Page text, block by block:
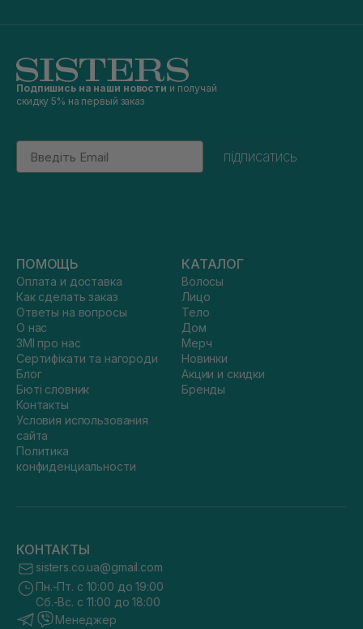
Подпишись на наши новости и получай
скидку 5% на первый заказ
Email
підписатись
ПОМОЩЬ
Оплата и доставка
Как сделать заказ
Ответы на вопросы
О нас
ЗМІ про нас
Сертифікати та нагороди
Блог
Бюті словник
Контакты
Условия использования
сайта
Политика
конфиденциальности
КАТАЛОГ
Волосы
Лицо
Тело
Дом
Мерч
Новинки
Акции и скидки
Бренды
КОНТАКТЫ
sisters.co.ua@gmail.com
Пн.-Пт. с 10:00 до 19:00
Сб.-Вс. с 11:00 до 18:00
Менеджер